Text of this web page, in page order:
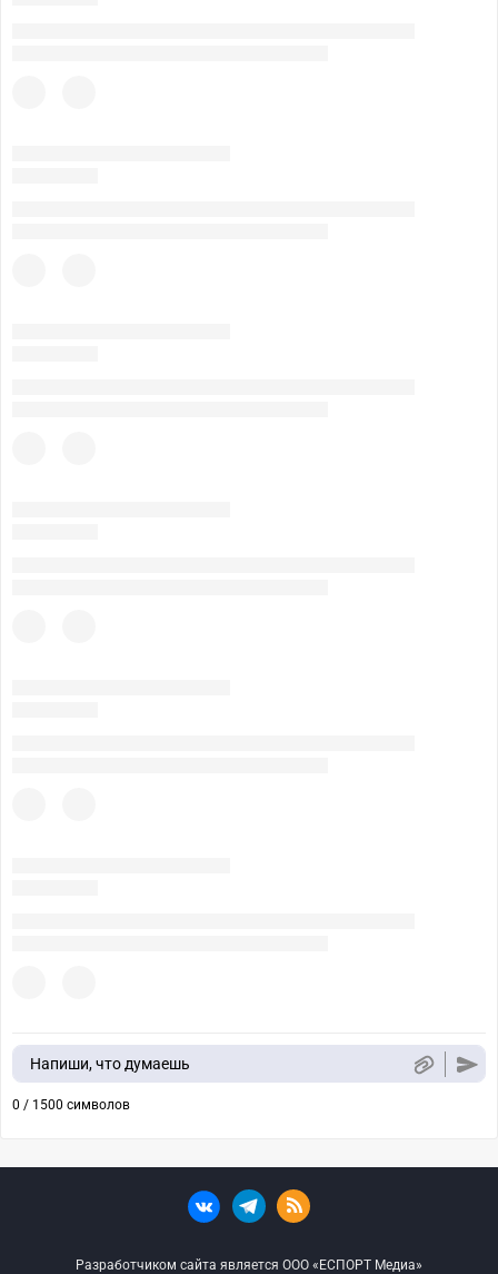
Напиши, что думаешь
0 / 1500 символов
Разработчиком сайта является ООО «ЕСПОРТ Медиа»